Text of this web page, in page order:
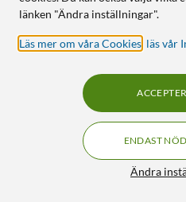
Hybrid ANC och separat
Upp till 60 h speltid, 27 h
5 mikrofoner för tydliga
100+ st
0
länken "Ändra inställningar".
Läs mer om våra Cookies läs vår
Ändra
ENDAST